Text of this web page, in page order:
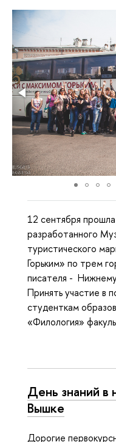
12 сентября
разработанного
туристического
Горьким» по трем
писателя -
Принять участие в
студенткам
«Филология»
День знаний в
Вышке
Дорогие